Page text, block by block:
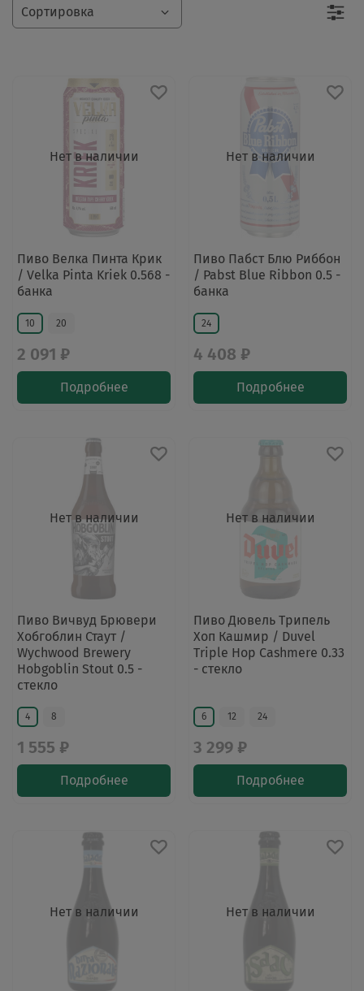
Нет в наличии
Пиво Велка Пинта Крик
/ Velka Pinta Kriek 0.568 -
банка
10 20
2 091 ₽
Подробнее
Нет в наличии
Пиво Пабст Блю Риббон
/ Pabst Blue Ribbon 0.5 -
банка
24
4 408 ₽
Подробнее
Нет в наличии
Пиво Вичвуд Брювери
Хобгоблин Стаут /
Wychwood Brewery
Hobgoblin Stout 0.5 -
стекло
4 8
1 555 ₽
Подробнее
Нет в наличии
Пиво Дювель Трипель
Хоп Кашмир / Duvel
Triple Hop Cashmere 0.33
- стекло
6 12 24
3 299 ₽
Подробнее
Нет в наличии Нет в наличии